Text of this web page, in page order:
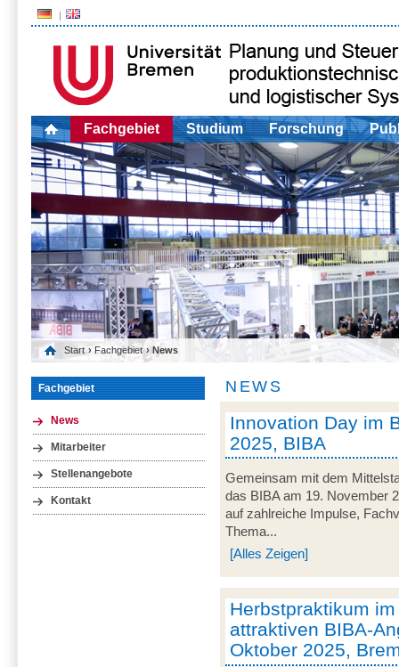
Fachgebiet Studium Forschung
Start › Fachgebiet › News
Fachgebiet
News
Mitarbeiter
Stellenangebote
Kontakt
NEWS
Innovation Day im
2025, BIBA
Gemeinsam mit dem
das BIBA am 19. November
auf zahlreiche Impulse,
Thema...
[Alles Zeigen]
Herbstpraktikum
attraktiven BIBA-
Oktober 2025,